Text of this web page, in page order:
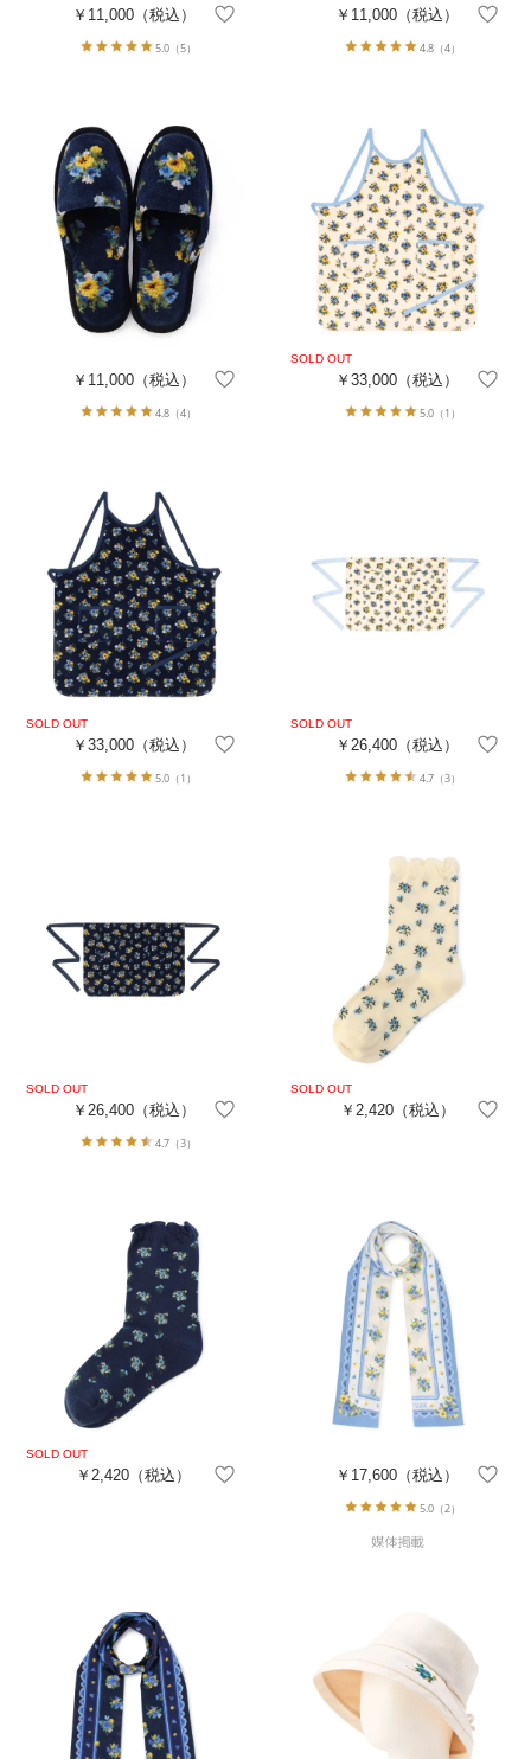
￥11,000（税込）
5.0 （5）
￥11,000 （税込）
4.8（4）
￥11,000（税込）
4.8 （4）
￥33,000 （税込）
5.0（1）
￥33,000（税込）
5.0 （1）
￥26,400 （税込）
4.7（3）
￥26,400（税込）
4.7 （3）
￥2,420（税込）
￥2,420 （税込） ￥17,600 （税込）
5.0（2）